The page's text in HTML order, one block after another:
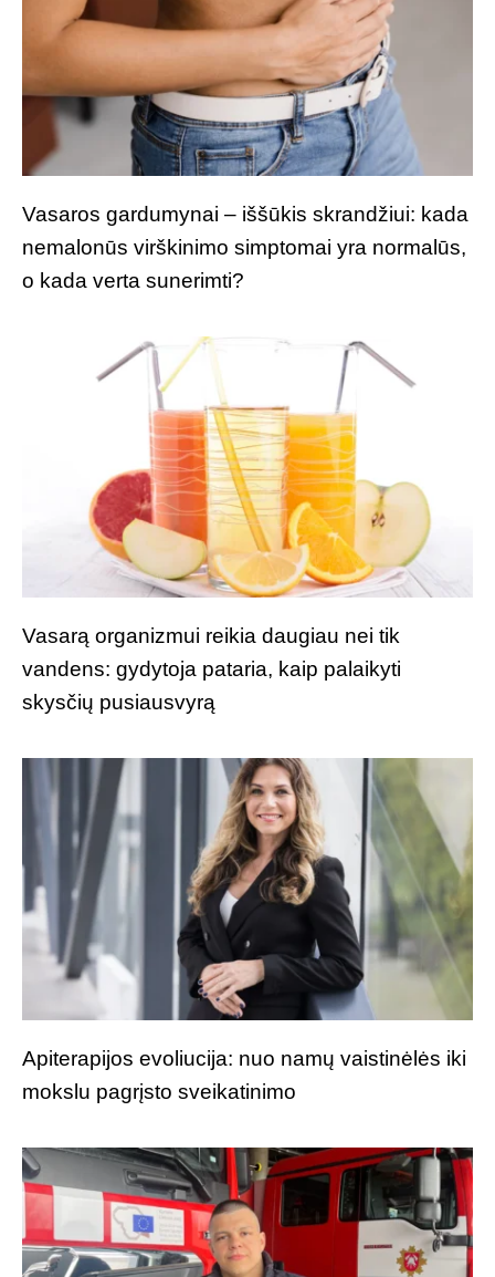
Vasaros gardumynai – iššūkis skrandžiui: kada
nemalonūs virškinimo simptomai yra normalūs,
o kada verta sunerimti?
Vasarą organizmui reikia daugiau nei tik
vandens: gydytoja pataria, kaip palaikyti
skysčių pusiausvyrą
Apiterapijos evoliucija: nuo namų vaistinėlės iki
mokslu pagrįsto sveikatinimo